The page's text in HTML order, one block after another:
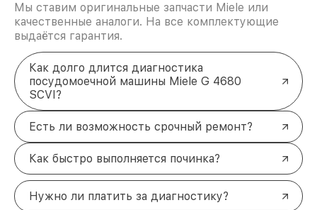
Мы ставим оригинальные запчасти Miele или
качественные аналоги. На все комплектующие
выдаётся гарантия.
Как долго длится диагностика
посудомоечной машины Miele G 4680
SCVI?
Есть ли возможность срочный ремонт?
Как быстро выполняется починка?
Нужно ли платить за диагностику?